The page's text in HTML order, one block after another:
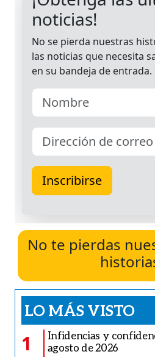
No te pierdas
LO MÁS VISTO
1
Infidencias y
agosto de 2026